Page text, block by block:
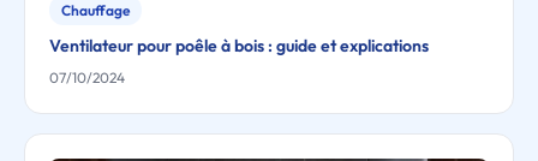
Chauffage
Ventilateur pour poêle à bois : guide et explications
07/10/2024